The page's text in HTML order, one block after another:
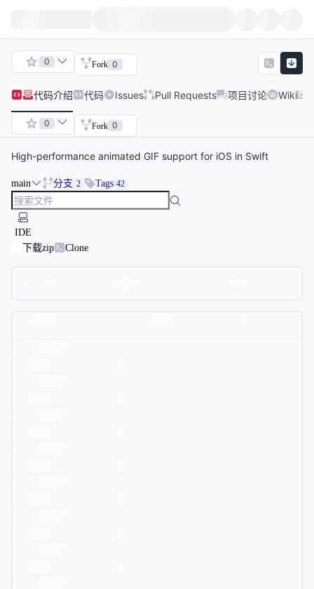
0 Fork 0
代码介绍 代码 Issues Pull Requests 项目讨论 Wiki
0 Fork 0
High-performance animated GIF support for iOS in Swift
main 分支 2 Tags 42
IDE
下载zip
Clone